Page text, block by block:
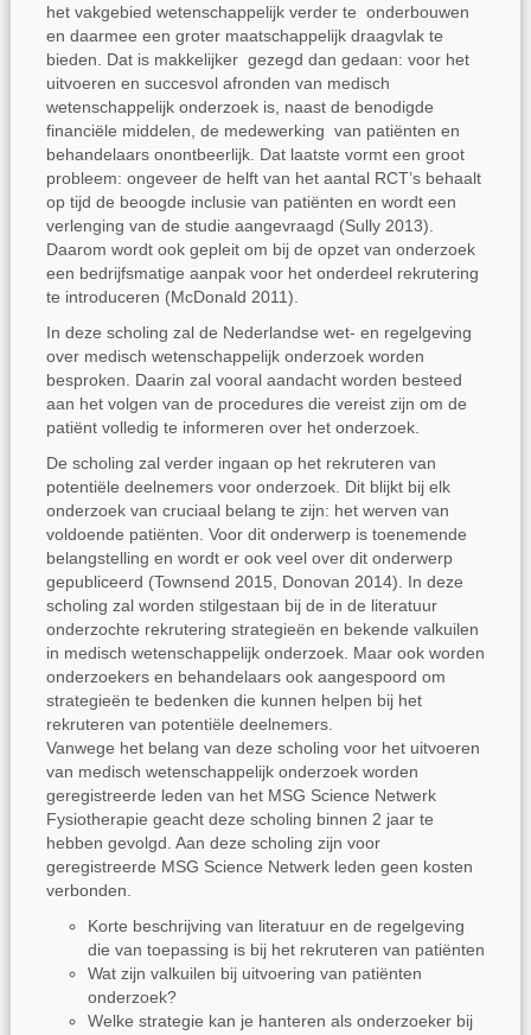
het vakgebied wetenschappelijk verder te onderbouwen
en daarmee een groter maatschappelijk draagvlak te
bieden. Dat is makkelijker gezegd dan gedaan: voor het
uitvoeren en succesvol afronden van medisch
wetenschappelijk onderzoek is, naast de benodigde
financiële middelen, de medewerking van patiënten en
behandelaars onontbeerlijk. Dat laatste vormt een groot
probleem: ongeveer de helft van het aantal RCT’s behaalt
op tijd de beoogde inclusie van patiënten en wordt een
verlenging van de studie aangevraagd (Sully 2013).
Daarom wordt ook gepleit om bij de opzet van onderzoek
een bedrijfsmatige aanpak voor het onderdeel rekrutering
te introduceren (McDonald 2011).
In deze scholing zal de Nederlandse wet- en regelgeving
over medisch wetenschappelijk onderzoek worden
besproken. Daarin zal vooral aandacht worden besteed
aan het volgen van de procedures die vereist zijn om de
patiënt volledig te informeren over het onderzoek.
De scholing zal verder ingaan op het rekruteren van
potentiële deelnemers voor onderzoek. Dit blijkt bij elk
onderzoek van cruciaal belang te zijn: het werven van
voldoende patiënten. Voor dit onderwerp is toenemende
belangstelling en wordt er ook veel over dit onderwerp
gepubliceerd (Townsend 2015, Donovan 2014). In deze
scholing zal worden stilgestaan bij de in de literatuur
onderzochte rekrutering strategieën en bekende valkuilen
in medisch wetenschappelijk onderzoek. Maar ook worden
onderzoekers en behandelaars ook aangespoord om
strategieën te bedenken die kunnen helpen bij het
rekruteren van potentiële deelnemers.
Vanwege het belang van deze scholing voor het uitvoeren
van medisch wetenschappelijk onderzoek worden
geregistreerde leden van het MSG Science Netwerk
Fysiotherapie geacht deze scholing binnen 2 jaar te
hebben gevolgd. Aan deze scholing zijn voor
geregistreerde MSG Science Netwerk leden geen kosten
verbonden.
Korte beschrijving van literatuur en de regelgeving
die van toepassing is bij het rekruteren van patiënten
Wat zijn valkuilen bij uitvoering van patiënten
onderzoek?
Welke strategie kan je hanteren als onderzoeker bij